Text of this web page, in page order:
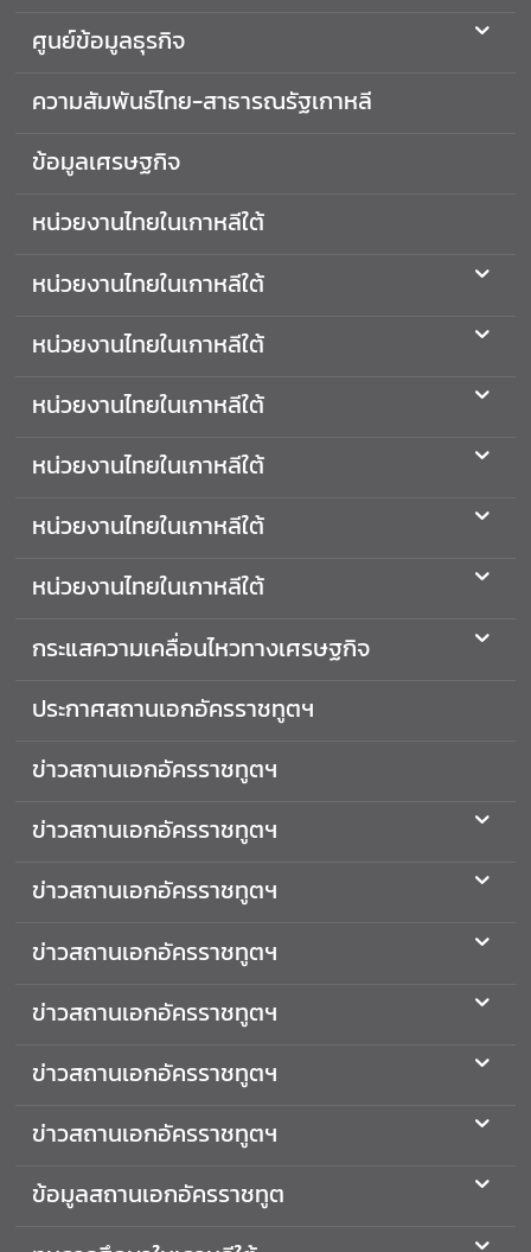
ม
ม
น
ไ
ย
-
า
า
ณ
ฐ
ก
ห
น่
ย
า
ไ
ย
ใ
เ
า
ลี
ศูนย์ข้อมูลธุรกิจ
ความสัมพันธ์ไทย-สาธารณรัฐเกาหลี
ข้อมูลเศรษฐกิจ
หน่วยงานไทยในเกาหลีใต้
หน่วยงานไทยในเกาหลีใต้
หน่วยงานไทยในเกาหลีใต้
หน่วยงานไทยในเกาหลีใต้
หน่วยงานไทยในเกาหลีใต้
หน่วยงานไทยในเกาหลีใต้
หน่วยงานไทยในเกาหลีใต้
กระแสความเคลื่อนไหวทางเศรษฐกิจ
ประกาศสถานเอกอัครราชทูตฯ
ข่าวสถานเอกอัครราชทูตฯ
ข่าวสถานเอกอัครราชทูตฯ
ข่าวสถานเอกอัครราชทูตฯ
ข่าวสถานเอกอัครราชทูตฯ
ข่าวสถานเอกอัครราชทูตฯ
ข่าวสถานเอกอัครราชทูตฯ
ข่าวสถานเอกอัครราชทูตฯ
ข้อมูลสถานเอกอัครราชทูต